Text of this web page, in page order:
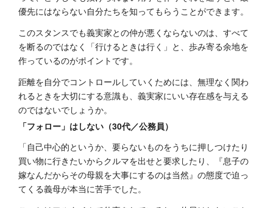
優先にはならない自分たちを知ってもらうことができます。
このスタンスでも義実家との仲が悪くならないのは、すべて
を断るのではなく「行けるときは行く」と、歩み寄る余地を
作っているのがポイントです。
距離を自分でコントロールしていくためには、無理なく関わ
れるときを大切にする意識も、義実家にいい存在感を与える
のではないでしょうか。
「フォロー」はしない（30代／公務員）
「自己中心的というか、要らないものをうちに押しつけたり
買い物に行きたいからクルマを出せと要求したり、『息子の
嫁なんだからその母親を大事にするのは当然』の態度で迫っ
てくる義母が本当に苦手でした。